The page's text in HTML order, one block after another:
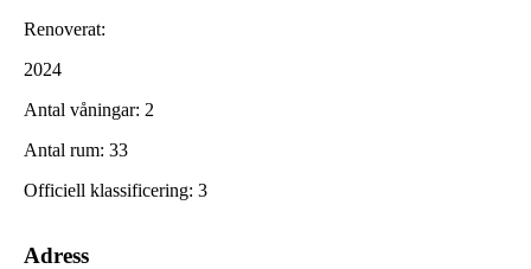
Renoverat:
2024
Antal våningar: 2
Antal rum: 33
Officiell klassificering: 3
Adress